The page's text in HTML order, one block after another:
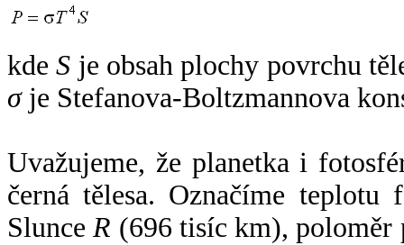
kdeS je obsah plochy povrchu
σje Stefanova-Boltzmannova
Uvažujeme, že planetka i
černá tělesa. Označíme
SlunceR (696 tisíc km),